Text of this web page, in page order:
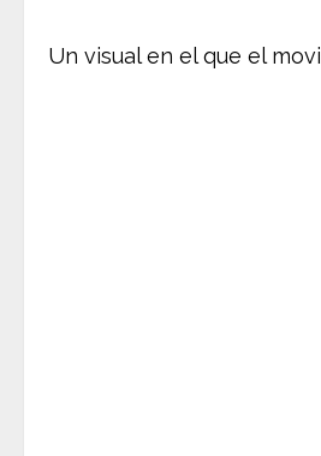
Un visual en el que el